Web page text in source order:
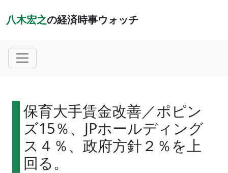
八木宏之の経済時事ウォッチ
保育大手賃金改善／ポピン
ズ15％、JPホールディング
ス４％、政府方針２％を上
回る。